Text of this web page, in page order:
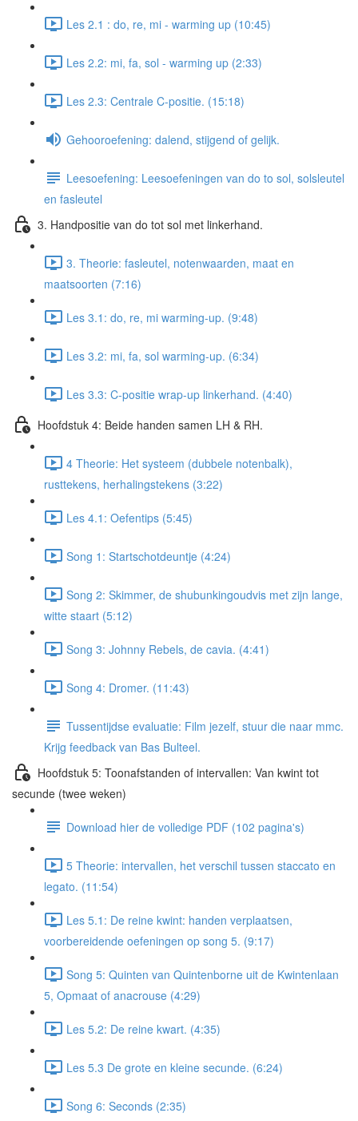
Les 2.1 : do, re, mi - warming up (10:45)
Les 2.2: mi, fa, sol - warming up (2:33)
Les 2.3: Centrale C-positie. (15:18)
Gehooroefening: dalend, stijgend of gelijk.
Leesoefening: Leesoefeningen van do to sol, solsleutel
en fasleutel
3. Handpositie van do tot sol met linkerhand.
3. Theorie: fasleutel, notenwaarden, maat en
maatsoorten (7:16)
Les 3.1: do, re, mi warming-up. (9:48)
Les 3.2: mi, fa, sol warming-up. (6:34)
Les 3.3: C-positie wrap-up linkerhand. (4:40)
Hoofdstuk 4: Beide handen samen LH & RH.
4 Theorie: Het systeem (dubbele notenbalk),
rusttekens, herhalingstekens (3:22)
Les 4.1: Oefentips (5:45)
Song 1: Startschotdeuntje (4:24)
Song 2: Skimmer, de shubunkingoudvis met zijn lange,
witte staart (5:12)
Song 3: Johnny Rebels, de cavia. (4:41)
Song 4: Dromer. (11:43)
Tussentijdse evaluatie: Film jezelf, stuur die naar mmc.
Krijg feedback van Bas Bulteel.
Hoofdstuk 5: Toonafstanden of intervallen: Van kwint tot
secunde (twee weken)
Download hier de volledige PDF (102 pagina's)
5 Theorie: intervallen, het verschil tussen staccato en
legato. (11:54)
Les 5.1: De reine kwint: handen verplaatsen,
voorbereidende oefeningen op song 5. (9:17)
Song 5: Quinten van Quintenborne uit de Kwintenlaan
5, Opmaat of anacrouse (4:29)
Les 5.2: De reine kwart. (4:35)
Les 5.3 De grote en kleine secunde. (6:24)
Song 6: Seconds (2:35)